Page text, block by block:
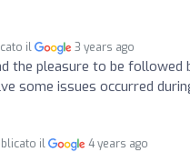
il 3 years ago
the pleasure to be followed
some issues occurred
il 4 years ago